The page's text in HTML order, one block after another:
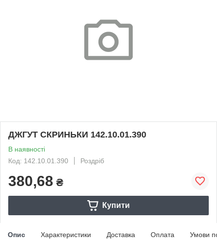
ДЖГУТ СКРИНЬКИ 142.10.01.390
В наявності
Код: 142.10.01.390
Роздріб
380,68 ₴
Купити
Опис Характеристики Доставка Оплата Умови